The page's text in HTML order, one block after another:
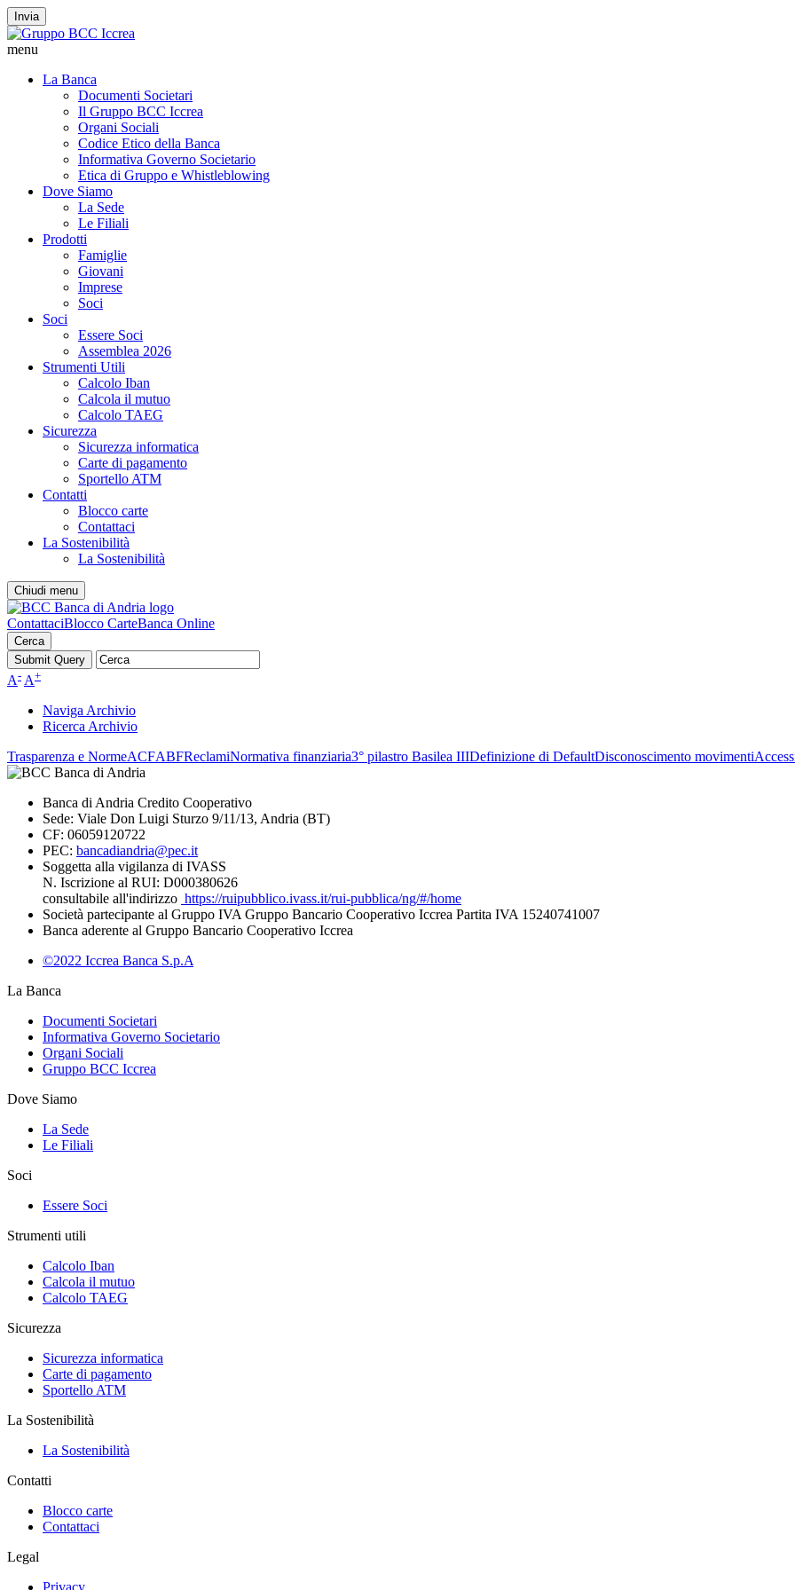
Invia
menu
La Banca
Documenti Societari
Il Gruppo BCC Iccrea
Organi Sociali
Codice Etico della Banca
Informativa Governo Societario
Etica di Gruppo e Whistleblowing
Dove Siamo
La Sede
Le Filiali
Prodotti
Famiglie
Giovani
Imprese
Soci
Soci
Essere Soci
Assemblea 2026
Strumenti Utili
Calcolo Iban
Calcola il mutuo
Calcolo TAEG
Sicurezza
Sicurezza informatica
Carte di pagamento
Sportello ATM
Contatti
Blocco carte
Contattaci
La Sostenibilità
La Sostenibilità
Chiudi menu
ContattaciBlocco CarteBanca Online
Cerca
A- A+
Naviga Archivio
Ricerca Archivio
Trasparenza e NormeACFABFReclamiNormativa finanziaria3° pilastro Basilea IIIDefinizione di DefaultDisconoscimento movimenti
Banca di Andria Credito Cooperativo
Sede: Viale Don Luigi Sturzo 9/11/13, Andria (BT)
CF: 06059120722
PEC: bancadiandria@pec.it
Soggetta alla vigilanza di IVASS
N. Iscrizione al RUI: D000380626
consultabile all'indirizzo https://ruipubblico.ivass.it/rui-pubblica/ng/#/home
Società partecipante al Gruppo IVA Gruppo Bancario Cooperativo Iccrea Partita IVA 15240741007
Banca aderente al Gruppo Bancario Cooperativo Iccrea
©2022 Iccrea Banca S.p.A
La Banca
Documenti Societari
Informativa Governo Societario
Organi Sociali
Gruppo BCC Iccrea
Dove Siamo
La Sede
Le Filiali
Soci
Essere Soci
Strumenti utili
Calcolo Iban
Calcola il mutuo
Calcolo TAEG
Sicurezza
Sicurezza informatica
Carte di pagamento
Sportello ATM
La Sostenibilità
La Sostenibilità
Contatti
Blocco carte
Contattaci
Legal